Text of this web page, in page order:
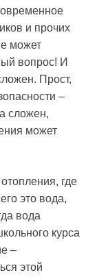
и прочих
может
вопрос! И
Прост,
–
сложен,
может
где
это вода,
вода
курса
–
этой